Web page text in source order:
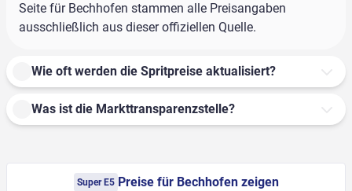
Seite für Bechhofen stammen alle Preisangaben
ausschließlich aus dieser offiziellen Quelle.
Wie oft werden die Spritpreise aktualisiert?
Was ist die Markttransparenzstelle?
Super E5 Preise für Bechhofen zeigen